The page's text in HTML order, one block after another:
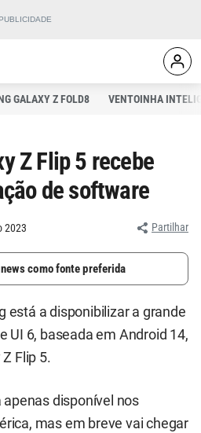
GALAXY Z FOLD8 VENTOINHA
Z Flip 5 recebe
de software
2023 Partilhar
como fonte preferida
está a disponibilizar a grande
UI 6, baseada em Android 14,
Flip 5.
apenas disponível nos
mas em breve vai chegar